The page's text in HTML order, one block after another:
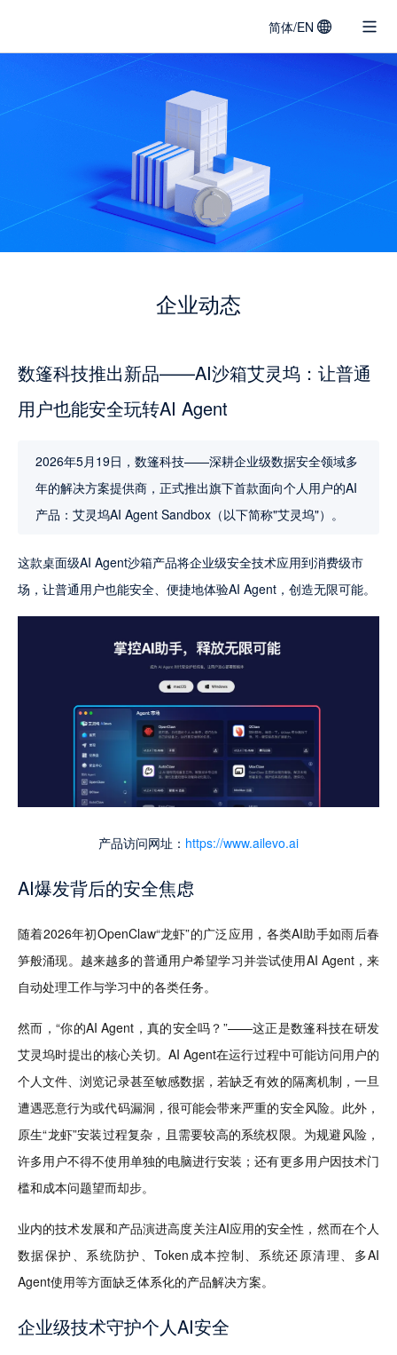
简体/EN
企业动态
数篷科技推出新品——AI沙箱艾灵坞：让普通
用户也能安全玩转AI Agent
2026年5月19日，数篷科技——深耕企业级数据安全领域多
年的解决方案提供商，正式推出旗下首款面向个人用户的AI
产品：艾灵坞AI Agent Sandbox（以下简称"艾灵坞"）。
这款桌面级AI Agent沙箱产品将企业级安全技术应用到消费级市
场，让普通用户也能安全、便捷地体验AI Agent，创造无限可能。
产品访问网址： https://www.ailevo.ai
AI爆发背后的安全焦虑
随着2026年初OpenClaw“龙虾”的广泛应用，各类AI助手如雨后春
笋般涌现。越来越多的普通用户希望学习并尝试使用AI Agent，来
自动处理工作与学习中的各类任务。
然而，“你的AI Agent，真的安全吗？”——这正是数篷科技在研发
艾灵坞时提出的核心关切。AI Agent在运行过程中可能访问用户的
个人文件、浏览记录甚至敏感数据，若缺乏有效的隔离机制，一旦
遭遇恶意行为或代码漏洞，很可能会带来严重的安全风险。此外，
原生“龙虾”安装过程复杂，且需要较高的系统权限。为规避风险，
许多用户不得不使用单独的电脑进行安装；还有更多用户因技术门
槛和成本问题望而却步。
业内的技术发展和产品演进高度关注AI应用的安全性，然而在个人
数据保护、系统防护、Token成本控制、系统还原清理、多AI
Agent使用等方面缺乏体系化的产品解决方案。
企业级技术守护个人AI安全